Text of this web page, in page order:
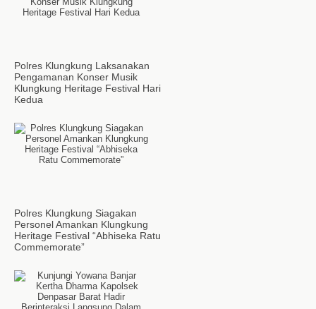
Polres Klungkung Laksanakan
Pengamanan Konser Musik
Klungkung Heritage Festival Hari
Kedua
Polres Klungkung Siagakan
Personel Amankan Klungkung
Heritage Festival “Abhiseka Ratu
Commemorate”